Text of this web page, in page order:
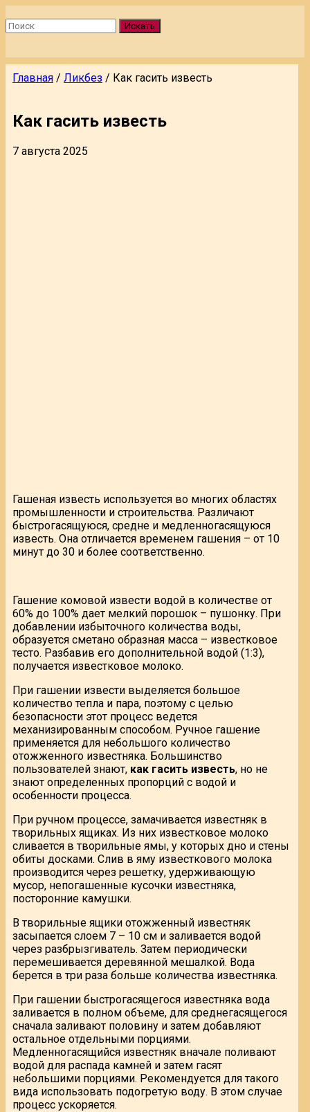
Искать
Главная / Ликбез / Как гасить известь
Как гасить известь
7 августа 2025
Гашеная известь используется во многих областях
промышленности и строительства. Различают
быстрогасящуюся, средне и медленногасящуюся
известь. Она отличается временем гашения – от 10
минут до 30 и более соответственно.
Гашение комовой извести водой в количестве от
60% до 100% дает мелкий порошок – пушонку. При
добавлении избыточного количества воды,
образуется сметано образная масса – известковое
тесто. Разбавив его дополнительной водой (1:3),
получается известковое молоко.
При гашении извести выделяется большое
количество тепла и пара, поэтому с целью
безопасности этот процесс ведется
механизированным способом. Ручное гашение
применяется для небольшого количество
отожженного известняка. Большинство
пользователей знают, как гасить известь, но не
знают определенных пропорций с водой и
особенности процесса.
При ручном процессе, замачивается известняк в
творильных ящиках. Из них известковое молоко
сливается в творильные ямы, у которых дно и стены
обиты досками. Слив в яму известкового молока
производится через решетку, удерживающую
мусор, непогашенные кусочки известняка,
посторонние камушки.
В творильные ящики отожженный известняк
засыпается слоем 7 – 10 см и заливается водой
через разбрызгиватель. Затем периодически
перемешивается деревянной мешалкой. Вода
берется в три раза больше количества известняка.
При гашении быстрогасящегося известняка вода
заливается в полном объеме, для среднегасящегося
сначала заливают половину и затем добавляют
остальное отдельными порциями.
Медленногасящийся известняк вначале поливают
водой для распада камней и затем гасят
небольшими порциями. Рекомендуется для такого
вида использовать подогретую воду. В этом случае
процесс ускоряется.